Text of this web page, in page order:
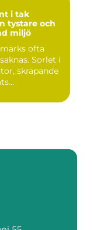
i tak
tystare och
miljö
ofta
Sorlet i
skrapande